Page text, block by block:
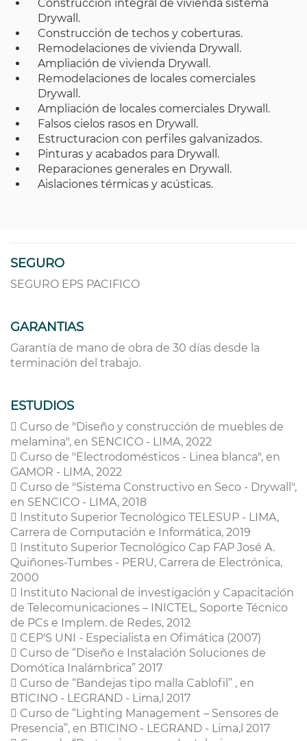
Construcción integral de vivienda sistema
Drywall.
Construcción de techos y coberturas.
Remodelaciones de vivienda Drywall.
Ampliación de vivienda Drywall.
Remodelaciones de locales comerciales
Drywall.
Ampliación de locales comerciales Drywall.
Falsos cielos rasos en Drywall.
Estructuracion con perfiles galvanizados.
Pinturas y acabados para Drywall.
Reparaciones generales en Drywall.
Aislaciones térmicas y acústicas.
SEGURO
SEGURO EPS PACIFICO
GARANTIAS
Garantía de mano de obra de 30 días desde la
terminación del trabajo.
ESTUDIOS
 Curso de "Diseño y construcción de muebles de
melamina", en SENCICO - LIMA, 2022
 Curso de "Electrodomésticos - Linea blanca", en
GAMOR - LIMA, 2022
 Curso de "Sistema Constructivo en Seco - Drywall",
en SENCICO - LIMA, 2018
 Instituto Superior Tecnológico TELESUP - LIMA,
Carrera de Computación e Informática, 2019
 Instituto Superior Tecnológico Cap FAP José A.
Quiñones-Tumbes - PERU, Carrera de Electrónica,
2000
 Instituto Nacional de investigación y Capacitación
de Telecomunicaciones – INICTEL, Soporte Técnico
de PCs e Implem. de Redes, 2012
 CEP'S UNI - Especialista en Ofimática (2007)
 Curso de “Diseño e Instalación Soluciones de
Domótica Inalámbrica” 2017
 Curso de “Bandejas tipo malla Cablofil” , en
BTICINO - LEGRAND - Lima,l 2017
 Curso de “Lighting Management – Sensores de
Presencia”, en BTICINO - LEGRAND - Lima,l 2017